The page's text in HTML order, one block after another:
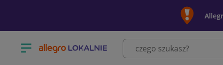
Otwórz menu z kategoriami